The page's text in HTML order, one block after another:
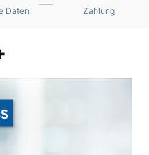
Daten Zahlung